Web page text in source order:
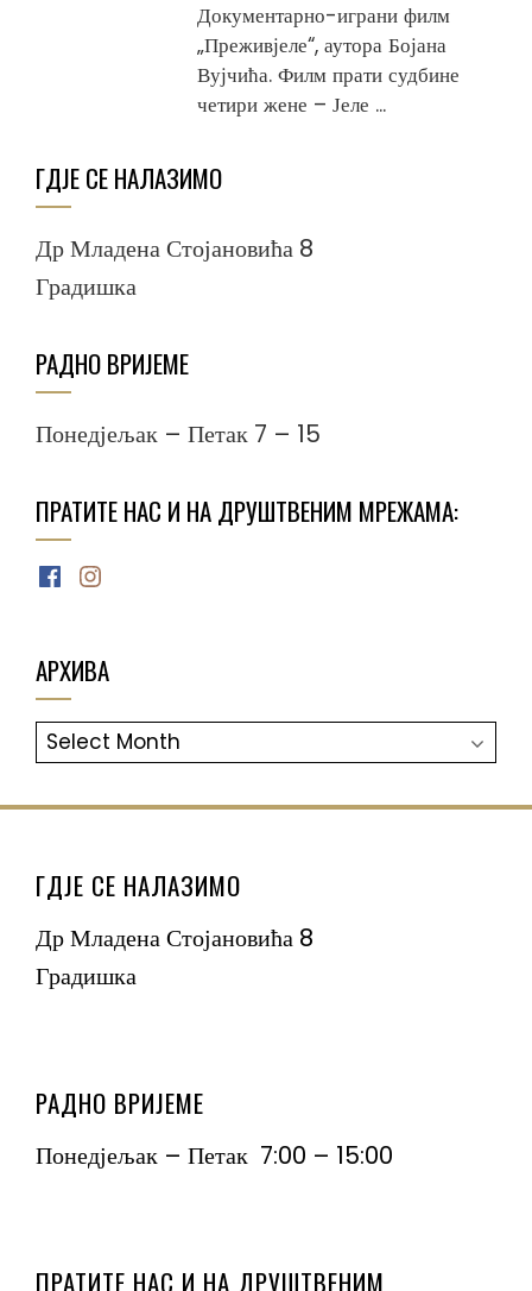
Документарно-играни филм
„Преживјеле“, аутора Бојана
Вујчића. Филм прати судбине
четири жене – Јеле ...
ГДЈЕ СЕ НАЛАЗИМО
Др Младена Стојановића 8
Градишка
РАДНО ВРИЈЕМЕ
Понедјељак – Петак 7 – 15
ПРАТИТЕ НАС И НА ДРУШТВЕНИМ МРЕЖАМА:
Facebook
Instagram
АРХИВА
АРХИВА
ГДЈЕ СЕ НАЛАЗИМО
Др Младена Стојановића 8
Градишка
РАДНО ВРИЈЕМЕ
Понедјељак – Петак 7:00 – 15:00
ПРАТИТЕ НАС И НА ДРУШТВЕНИМ